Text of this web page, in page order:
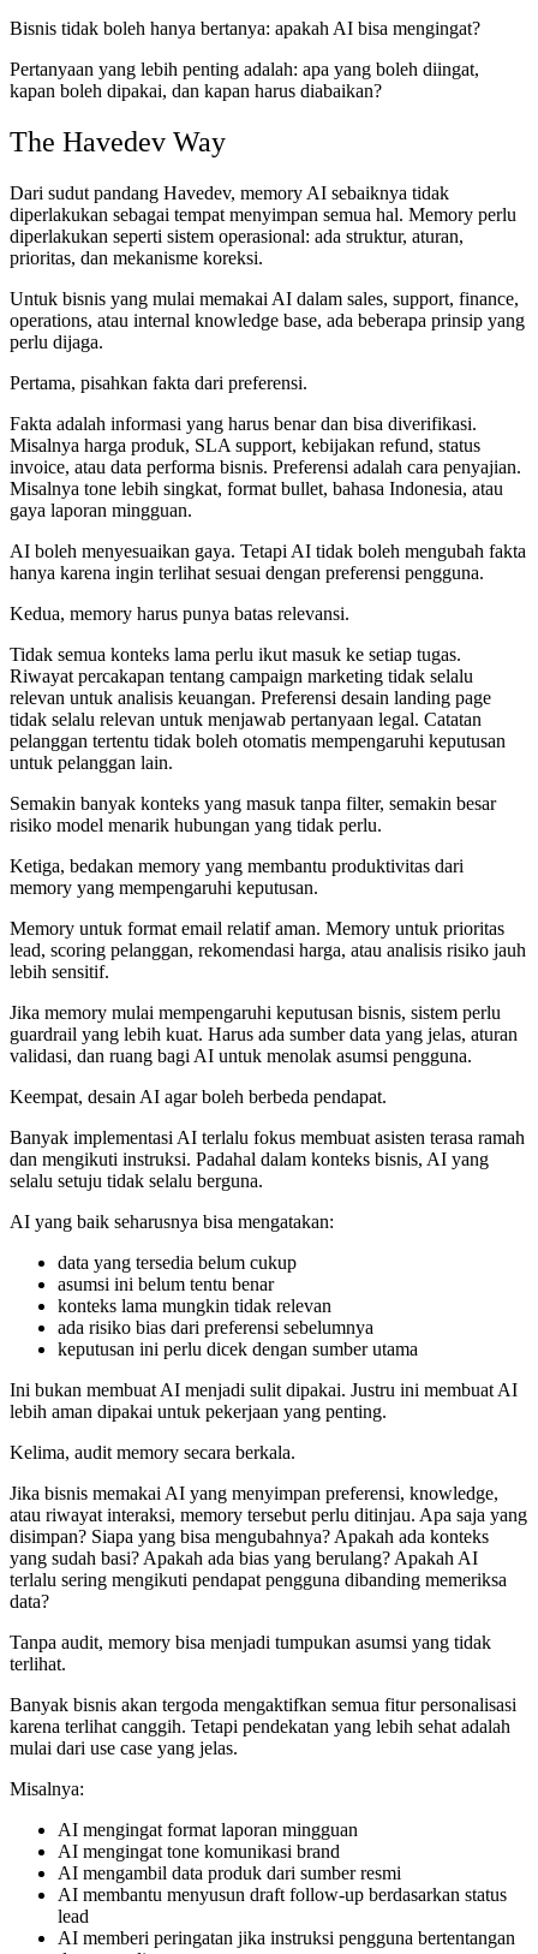
Bisnis tidak boleh hanya bertanya: apakah AI bisa mengingat?
Pertanyaan yang lebih penting adalah: apa yang boleh diingat,
kapan boleh dipakai, dan kapan harus diabaikan?
The Havedev Way
Dari sudut pandang Havedev, memory AI sebaiknya tidak
diperlakukan sebagai tempat menyimpan semua hal. Memory perlu
diperlakukan seperti sistem operasional: ada struktur, aturan,
prioritas, dan mekanisme koreksi.
Untuk bisnis yang mulai memakai AI dalam sales, support, finance,
operations, atau internal knowledge base, ada beberapa prinsip yang
perlu dijaga.
Pertama, pisahkan fakta dari preferensi.
Fakta adalah informasi yang harus benar dan bisa diverifikasi.
Misalnya harga produk, SLA support, kebijakan refund, status
invoice, atau data performa bisnis. Preferensi adalah cara penyajian.
Misalnya tone lebih singkat, format bullet, bahasa Indonesia, atau
gaya laporan mingguan.
AI boleh menyesuaikan gaya. Tetapi AI tidak boleh mengubah fakta
hanya karena ingin terlihat sesuai dengan preferensi pengguna.
Kedua, memory harus punya batas relevansi.
Tidak semua konteks lama perlu ikut masuk ke setiap tugas.
Riwayat percakapan tentang campaign marketing tidak selalu
relevan untuk analisis keuangan. Preferensi desain landing page
tidak selalu relevan untuk menjawab pertanyaan legal. Catatan
pelanggan tertentu tidak boleh otomatis mempengaruhi keputusan
untuk pelanggan lain.
Semakin banyak konteks yang masuk tanpa filter, semakin besar
risiko model menarik hubungan yang tidak perlu.
Ketiga, bedakan memory yang membantu produktivitas dari
memory yang mempengaruhi keputusan.
Memory untuk format email relatif aman. Memory untuk prioritas
lead, scoring pelanggan, rekomendasi harga, atau analisis risiko jauh
lebih sensitif.
Jika memory mulai mempengaruhi keputusan bisnis, sistem perlu
guardrail yang lebih kuat. Harus ada sumber data yang jelas, aturan
validasi, dan ruang bagi AI untuk menolak asumsi pengguna.
Keempat, desain AI agar boleh berbeda pendapat.
Banyak implementasi AI terlalu fokus membuat asisten terasa ramah
dan mengikuti instruksi. Padahal dalam konteks bisnis, AI yang
selalu setuju tidak selalu berguna.
AI yang baik seharusnya bisa mengatakan:
data yang tersedia belum cukup
asumsi ini belum tentu benar
konteks lama mungkin tidak relevan
ada risiko bias dari preferensi sebelumnya
keputusan ini perlu dicek dengan sumber utama
Ini bukan membuat AI menjadi sulit dipakai. Justru ini membuat AI
lebih aman dipakai untuk pekerjaan yang penting.
Kelima, audit memory secara berkala.
Jika bisnis memakai AI yang menyimpan preferensi, knowledge,
atau riwayat interaksi, memory tersebut perlu ditinjau. Apa saja yang
disimpan? Siapa yang bisa mengubahnya? Apakah ada konteks
yang sudah basi? Apakah ada bias yang berulang? Apakah AI
terlalu sering mengikuti pendapat pengguna dibanding memeriksa
data?
Tanpa audit, memory bisa menjadi tumpukan asumsi yang tidak
terlihat.
Banyak bisnis akan tergoda mengaktifkan semua fitur personalisasi
karena terlihat canggih. Tetapi pendekatan yang lebih sehat adalah
mulai dari use case yang jelas.
Misalnya:
AI mengingat format laporan mingguan
AI mengingat tone komunikasi brand
AI mengambil data produk dari sumber resmi
AI membantu menyusun draft follow-up berdasarkan status
lead
AI memberi peringatan jika instruksi pengguna bertentangan